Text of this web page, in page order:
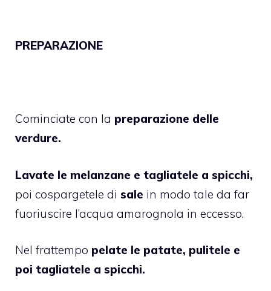
PREPARAZIONE
Cominciate con la preparazione delle
verdure.
Lavate le melanzane e tagliatele a spicchi,
poi cospargetele di sale in modo tale da far
fuoriuscire l’acqua amarognola in eccesso.
Nel frattempo pelate le patate, pulitele e
poi tagliatele a spicchi.